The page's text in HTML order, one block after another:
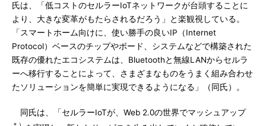
氏は、「低コストのセルラーIoTネットワークが台頭することに
より、大きな変革がもたらされるだろう」と楽観視している。
「スマートホーム向けに、使い勝手の良いIP（Internet
Protocol）ベースのチップやボード、システムなどで構築された
既存の優れたエコシステムは、Bluetoothと無線LANからセルラ
ーへ移行することによって、さまざまなものをうまく組み合わせ
たソリューションを簡単に実現できるようになる」（同氏）。
同氏は、「セルラーIoTが、Web 2.0の世界でマッシュアップ